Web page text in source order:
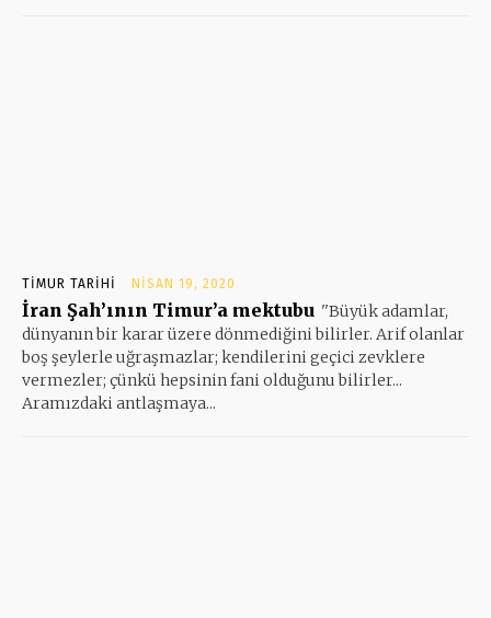
TIMUR TARIHI NISAN 19, 2020
İran Şah’ının Timur’a mektubu ''Büyük adamlar,
dünyanın bir karar üzere dönmediğini bilirler. Arif olanlar
boş şeylerle uğraşmazlar; kendilerini geçici zevklere
vermezler; çünkü hepsinin fani olduğunu bilirler...
Aramızdaki antlaşmaya...